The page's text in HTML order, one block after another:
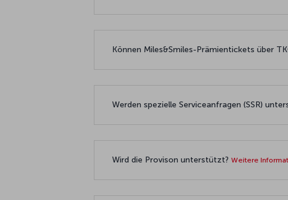
Können Miles&Smiles-Prämientickets über
Werden spezielle Serviceanfragen (SSR)
Wird die Provison unterstützt? Weitere